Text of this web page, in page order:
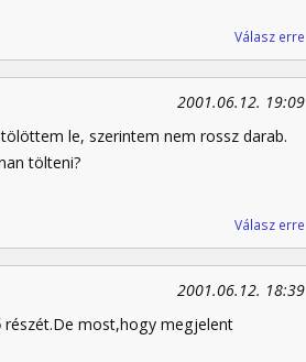
Válasz erre
2001.06.12. 19:09
le, szerintem nem rossz darab.
tölteni?
Válasz erre
2001.06.12. 18:39
részét.De most,hogy megjelent